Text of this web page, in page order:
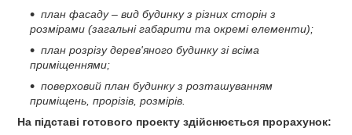
план фасаду – вид будинку з різних сторін з
розмірами (загальні габарити та окремі елементи);
план розрізу дерев'яного будинку зі всіма
приміщеннями;
поверховий план будинку з розташуванням
приміщень, прорізів, розмірів.
На підставі готового проекту здійснюється прорахунок: